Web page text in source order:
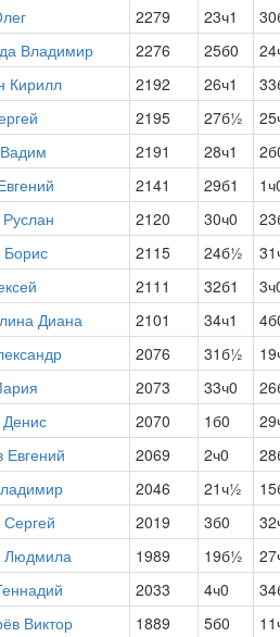
2279 23ч1
Владимир 2276 25б0
Кирилл 2192 26ч1
2195 27б½
2191 28ч1
2141 29б1
2120 30ч0
2115 24б½
2111 32б1
Диана 2101 34ч1
2076 31б½
2073 33ч0
2070 1б0
Евгений 2069 2ч0
2046 21ч½
2019 3б0
Людмила 1989 19б½
2033 4ч0
Виктор 1889 5б0